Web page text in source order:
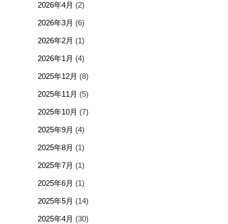
2026年4月 (2)
2026年3月 (6)
2026年2月 (1)
2026年1月 (4)
2025年12月 (8)
2025年11月 (5)
2025年10月 (7)
2025年9月 (4)
2025年8月 (1)
2025年7月 (1)
2025年6月 (1)
2025年5月 (14)
2025年4月 (30)